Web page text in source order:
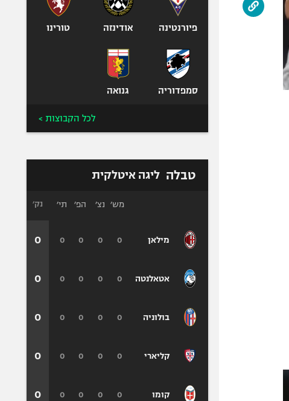
פיורנטינה אודינזה טורינו
סמפדוריה גנואה
לכל הקבוצות >
טבלה ליגה איטלקית
מילאן
אטאלנטה
בולוניה
קליארי
קומו
מש׳ נצ׳ הפ׳ תי׳
0
0
0
0
0
0
0
0
0
0
0
0
0
0
0
0
0
0
0
0
נק׳
0
0
0
0
0